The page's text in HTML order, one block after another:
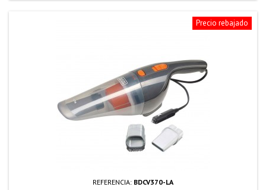
Precio rebajado
REFERENCIA: BDCV370-LA